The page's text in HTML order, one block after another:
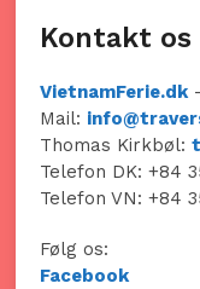
Kontakt os
VietnamFerie.dk
Mail:
Thomas Kirkbøl:
Telefon DK: +84
Telefon VN: +84
Følg os:
Facebook